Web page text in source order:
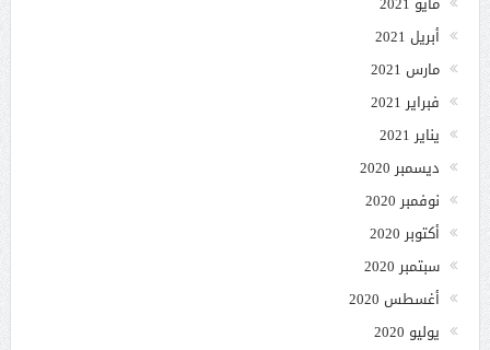
أبريل 2021
مارس 2021
فبراير 2021
يناير 2021
ديسمبر 2020
نوفمبر 2020
أكتوبر 2020
سبتمبر 2020
أغسطس 2020
يوليو 2020